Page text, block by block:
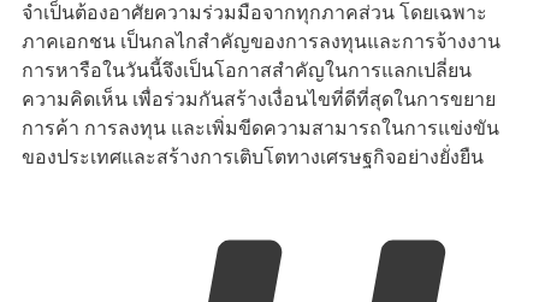
จำเป็นต้องอาศัยความร่วมมือจากทุกภาคส่วน โดยเฉพาะ
ภาคเอกชน เป็นกลไกสำคัญของการลงทุนและการจ้างงาน
การหารือในวันนี้จึงเป็นโอกาสสำคัญในการแลกเปลี่ยน
ความคิดเห็น เพื่อร่วมกันสร้างเงื่อนไขที่ดีที่สุดในการขยาย
การค้า การลงทุน และเพิ่มขีดความสามารถในการแข่งขัน
ของประเทศและสร้างการเติบโตทางเศรษฐกิจอย่างยั่งยืน